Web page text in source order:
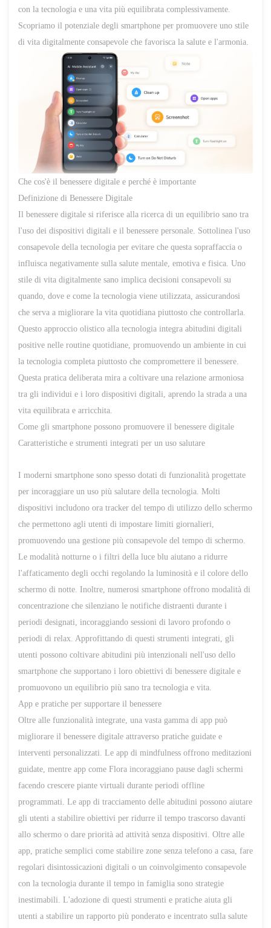
con la tecnologia e una vita più equilibrata complessivamente.
Scopriamo il potenziale degli smartphone per promuovere uno stile
di vita digitalmente consapevole che favorisca la salute e l'armonia.
Che cos'è il benessere digitale e perché è importante
Definizione di Benessere Digitale
Il benessere digitale si riferisce alla ricerca di un equilibrio sano tra
l'uso dei dispositivi digitali e il benessere personale. Sottolinea l'uso
consapevole della tecnologia per evitare che questa sopraffaccia o
influisca negativamente sulla salute mentale, emotiva e fisica. Uno
stile di vita digitalmente sano implica decisioni consapevoli su
quando, dove e come la tecnologia viene utilizzata, assicurandosi
che serva a migliorare la vita quotidiana piuttosto che controllarla.
Questo approccio olistico alla tecnologia integra abitudini digitali
positive nelle routine quotidiane, promuovendo un ambiente in cui
la tecnologia completa piuttosto che compromettere il benessere.
Questa pratica deliberata mira a coltivare una relazione armoniosa
tra gli individui e i loro dispositivi digitali, aprendo la strada a una
vita equilibrata e arricchita.
Come gli smartphone possono promuovere il benessere digitale
Caratteristiche e strumenti integrati per un uso salutare
I moderni smartphone sono spesso dotati di funzionalità progettate
per incoraggiare un uso più salutare della tecnologia. Molti
dispositivi includono ora tracker del tempo di utilizzo dello schermo
che permettono agli utenti di impostare limiti giornalieri,
promuovendo una gestione più consapevole del tempo di schermo.
Le modalità notturne o i filtri della luce blu aiutano a ridurre
l'affaticamento degli occhi regolando la luminosità e il colore dello
schermo di notte. Inoltre, numerosi smartphone offrono modalità di
concentrazione che silenziano le notifiche distraenti durante i
periodi designati, incoraggiando sessioni di lavoro profondo o
periodi di relax. Approfittando di questi strumenti integrati, gli
utenti possono coltivare abitudini più intenzionali nell'uso dello
smartphone che supportano i loro obiettivi di benessere digitale e
promuovono un equilibrio più sano tra tecnologia e vita.
App e pratiche per supportare il benessere
Oltre alle funzionalità integrate, una vasta gamma di app può
migliorare il benessere digitale attraverso pratiche guidate e
interventi personalizzati. Le app di mindfulness offrono meditazioni
guidate, mentre app come Flora incoraggiano pause dagli schermi
facendo crescere piante virtuali durante periodi offline
programmati. Le app di tracciamento delle abitudini possono aiutare
gli utenti a stabilire obiettivi per ridurre il tempo trascorso davanti
allo schermo o dare priorità ad attività senza dispositivi. Oltre alle
app, pratiche semplici come stabilire zone senza telefono a casa, fare
regolari disintossicazioni digitali o un coinvolgimento consapevole
con la tecnologia durante il tempo in famiglia sono strategie
inestimabili. L'adozione di questi strumenti e pratiche aiuta gli
utenti a stabilire un rapporto più ponderato e incentrato sulla salute